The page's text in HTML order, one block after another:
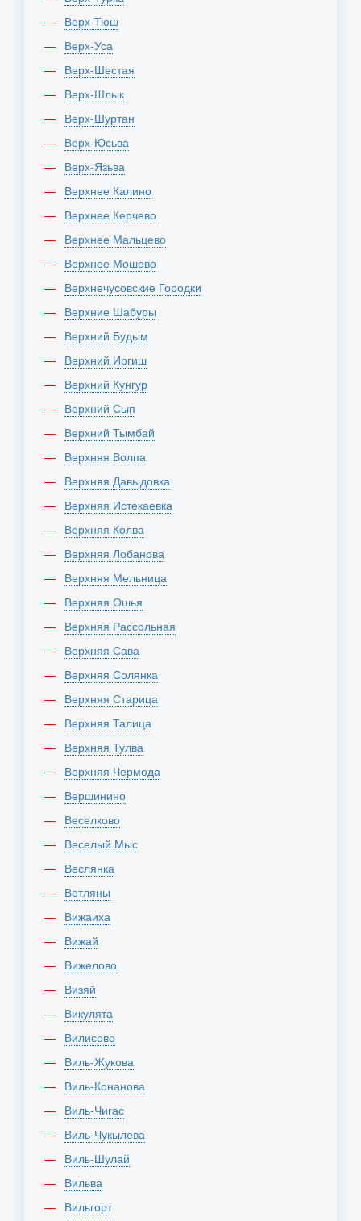
Верх-Тюш
Верх-Уса
Верх-Шестая
Верх-Шлык
Верх-Шуртан
Верх-Юсьва
Верх-Язьва
Верхнее Калино
Верхнее Керчево
Верхнее Мальцево
Верхнее Мошево
Верхнечусовские Городки
Верхние Шабуры
Верхний Будым
Верхний Иргиш
Верхний Кунгур
Верхний Сып
Верхний Тымбай
Верхняя Волпа
Верхняя Давыдовка
Верхняя Истекаевка
Верхняя Колва
Верхняя Лобанова
Верхняя Мельница
Верхняя Ошья
Верхняя Рассольная
Верхняя Сава
Верхняя Солянка
Верхняя Старица
Верхняя Талица
Верхняя Тулва
Верхняя Чермода
Вершинино
Веселково
Веселый Мыс
Веслянка
Ветляны
Вижаиха
Вижай
Вижелово
Визяй
Викулята
Вилисово
Виль-Жукова
Виль-Конанова
Виль-Чигас
Виль-Чукылева
Виль-Шулай
Вильва
Вильгорт